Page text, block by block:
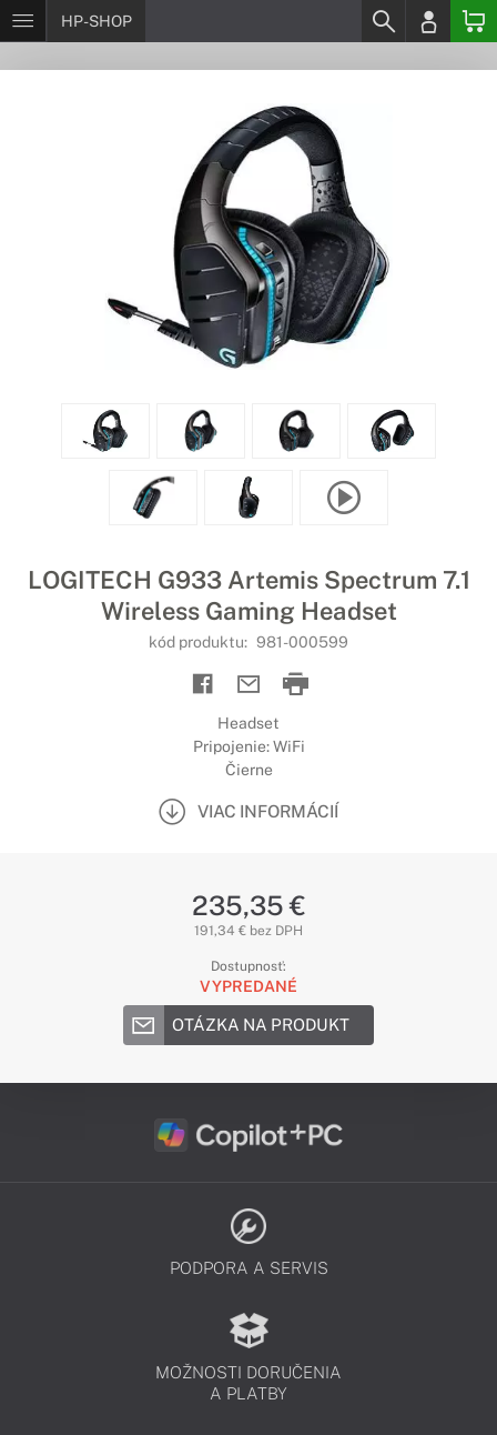
HP-SHOP
LOGITECH G933 Artemis Spectrum 7.1
Wireless Gaming Headset
kód produktu: 981-000599
Headset
Pripojenie: WiFi
Čierne
VIAC INFORMÁCIÍ
235,35 €
191,34 € bez DPH
Dostupnosť:
VYPREDANÉ
OTÁZKA NA PRODUKT
PODPORA A SERVIS
MOŽNOSTI DORUČENIA
A PLATBY